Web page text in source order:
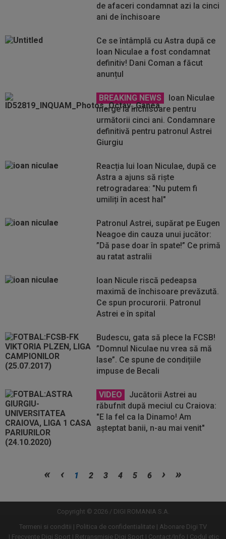
de afaceri condamnat azi la cinci
ani de închisoare
Ce se întâmplă cu Astra după ce
Ioan Niculae a fost condamnat
definitiv! Dani Coman a făcut
anunțul
BREAKING NEWS
Ioan Niculae
merge la închisoare pentru
următorii cinci ani. Condamnare
definitivă pentru patronul Astrei
Giurgiu
Reacția lui Ioan Niculae, după ce
Astra a ajuns să riște
retrogradarea: "Nu putem fi
umiliți în acest hal"
Patronul Astrei, supărat pe Eugen
Neagoe din cauza unui jucător:
”Dă pase doar în spate!” Ce primă
au ratat astralii
Ioan Nicule riscă pedeapsa
maximă de închisoare prevăzută.
Ce spun procurorii. Patronul
Astrei e în spital
Budescu, gata să plece la FCSB!
”Domnul Niculae nu vrea să mă
lase”. Ce spune de condițiile
impuse de Becali
VIDEO
Jucătorii Astrei au
răbufnit după meciul cu Craiova:
"E la fel ca la Dinamo! Am
așteptat banii, n-au mai venit"
mult
mult
1 2 3 4 5 6
Copyright © 2026 / DIGI ROMANIA S.A.
Termeni si conditii
Politica de confidentialitate
Abonare Digi TV
Frecvente Digi Sport
Retransmisie Digi Sport Contact/Info Codul etic